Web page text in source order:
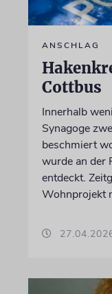
ANSCHLAG
Cottbus
Innerhalb
Synagoge
beschmiert
wurde an der
entdeckt.
Wohnprojekt